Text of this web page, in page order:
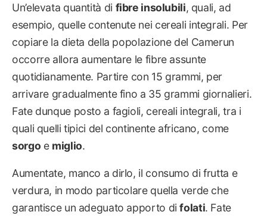
Un’elevata quantità di fibre insolubili, quali, ad
esempio, quelle contenute nei cereali integrali. Per
copiare la dieta della popolazione del Camerun
occorre allora aumentare le fibre assunte
quotidianamente. Partire con 15 grammi, per
arrivare gradualmente fino a 35 grammi giornalieri.
Fate dunque posto a fagioli, cereali integrali, tra i
quali quelli tipici del continente africano, come
sorgo e miglio.
Aumentate, manco a dirlo, il consumo di frutta e
verdura, in modo particolare quella verde che
garantisce un adeguato apporto difolati. Fate